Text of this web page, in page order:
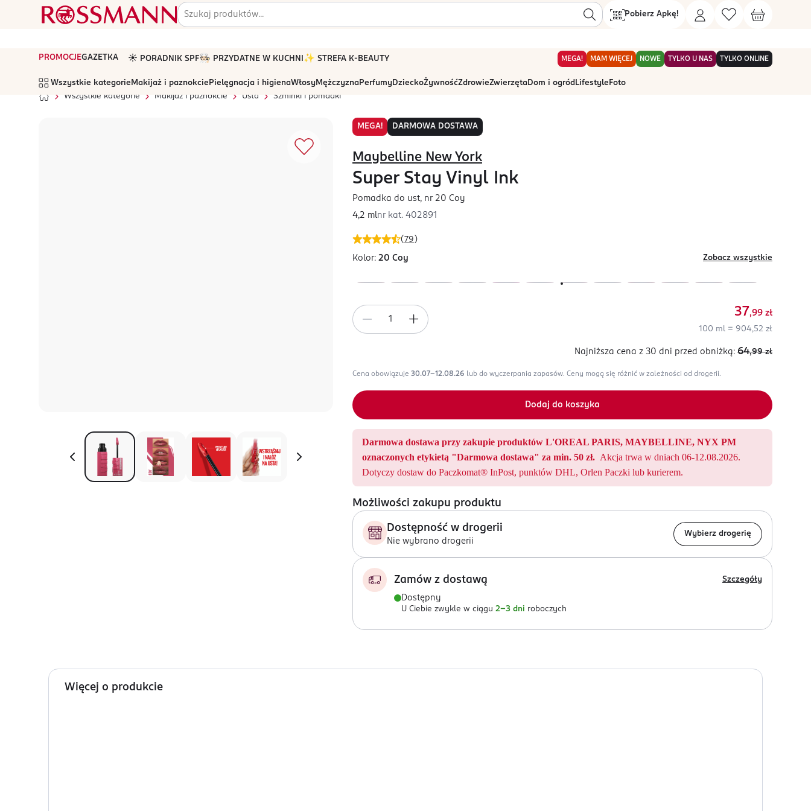
Pobierz Apkę!
PROMOCJEGAZETKA ☀️ PORADNIK SPF🧑🏻‍🍳 PRZYDATNE W KUCHNI ✨ STREFA K-BEAUTY MEGA! MAM WIĘCEJ NOWE TYLKO U NAS TYLKO ONLINE
Wszystkie kategorie Makijaż i paznokcie Pielęgnacja i higienaWłosyMężczyznaPerfumyDzieckoŻywnośćZdrowieZwierzętaDom i ogród Lifestyle Foto
Wszystkie kategorie
Makijaż i paznokcie Usta Szminki i pomadki
MEGA! DARMOWA DOSTAWA
( 79 )
Maybelline New York
Super Stay Vinyl Ink
Pomadka do ust, nr 20 Coy
4,2 mlnr kat. 402891
Kolor: 20 Coy Zobacz wszystkie
37,99 zł
100 ml = 904,52 zł
Najniższa cena z 30 dni przed obniżką: 64,99 zł
Cena obowiązuje 30.07-12.08.26 lub do wyczerpania zapasów. Ceny mogą się różnić w zależności od drogerii.
Dodaj do koszyka
Darmowa dostawa przy zakupie produktów L'OREAL PARIS, MAYBELLINE, NYX PM
oznaczonych etykietą "Darmowa dostawa" za min. 50 zł. Akcja trwa w dniach 06-12.08.2026.
Dotyczy dostaw do Paczkomat® InPost, punktów DHL, Orlen Paczki lub kurierem.
Możliwości zakupu produktu
Dostępność w drogerii
Nie wybrano drogerii
Wybierz drogerię
Zamów z dostawą Szczegóły
Dostępny
U Ciebie zwykle w ciągu 2-3 dni roboczych
Więcej o produkcie